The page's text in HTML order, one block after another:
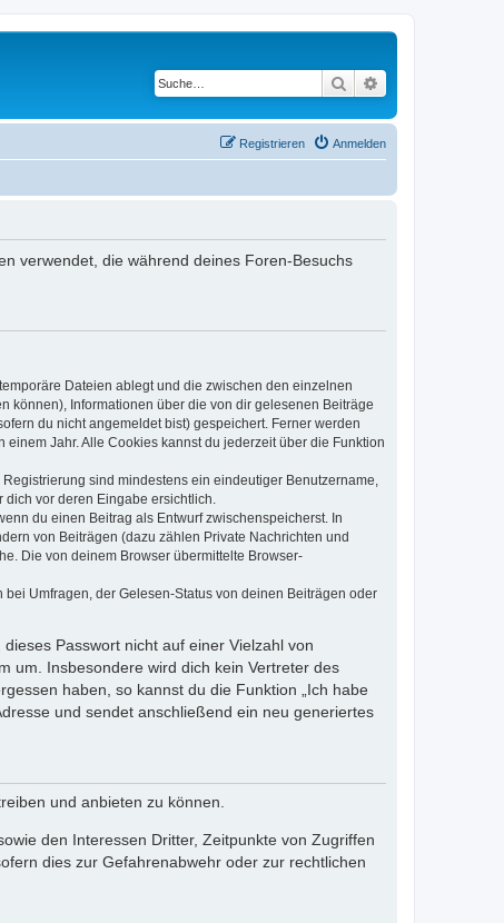
Suche
Anmelden
Registrieren
verwendet, die während deines Foren-Besuchs
Dateien ablegt und die zwischen den einzelnen
können), Informationen über die von dir gelesenen Beiträge
du nicht angemeldet bist) gespeichert. Ferner werden
Jahr. Alle Cookies kannst du jederzeit über die Funktion
sind mindestens ein eindeutiger Benutzername,
vor deren Eingabe ersichtlich.
du einen Beitrag als Entwurf zwischenspeicherst. In
von Beiträgen (dazu zählen Private Nachrichten und
Die von deinem Browser übermittelte Browser-
Umfragen, der Gelesen-Status von deinen Beiträgen oder
Passwort nicht auf einer Vielzahl von
um. Insbesondere wird dich kein Vertreter des
haben, so kannst du die Funktion „Ich habe
und sendet anschließend ein neu generiertes
und anbieten zu können.
den Interessen Dritter, Zeitpunkte von Zugriffen
dies zur Gefahrenabwehr oder zur rechtlichen